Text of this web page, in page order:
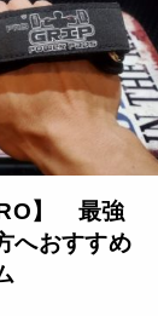
】 最強
へおすすめ